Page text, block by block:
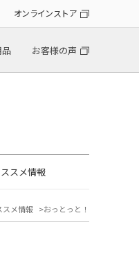
オンラインストア
品 お客様の声
スメ情報
スメ情報 おっとっと！